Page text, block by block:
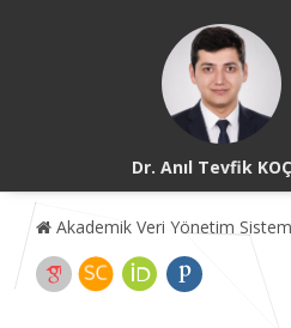
Dr. Anıl Tevfik
Akademik Veri Yönetim